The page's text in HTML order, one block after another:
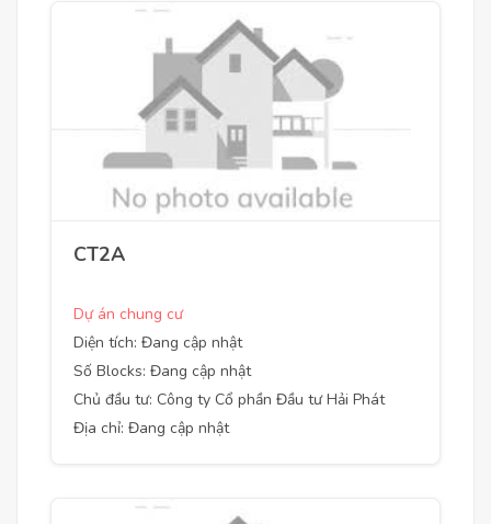
CT2A
Dự án chung cư
Diện tích: Đang cập nhật
Số Blocks: Đang cập nhật
Chủ đầu tư: Công ty Cổ phần Đầu tư Hải Phát
Địa chỉ: Đang cập nhật